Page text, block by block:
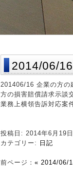
2014/06/16
201406/16 企業の方の
方の損害賠償請求示談
業務上横領告訴対応案
投稿日: 2014年6月19日
カテゴリー:
日記
前ページ： « 2014/06/